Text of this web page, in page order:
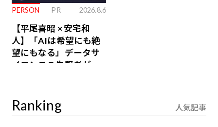
PERSON PR 2026.8.6
【平尾喜昭 × 安宅和
人】「AIは希望にも絶
望にもなる」データサ
イエンスの先駆者が語
Ranking 人気記事